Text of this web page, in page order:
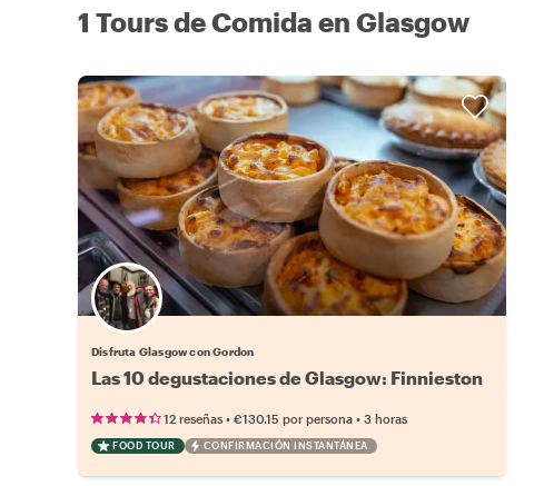
1 Tours de Comida en Glasgow
Disfruta Glasgow con Gordon
Las 10 degustaciones de Glasgow: Finnieston
12 reseñas • €130.15 por persona • 3 horas
FOOD TOUR CONFIRMACIÓN INSTANTÁNEA